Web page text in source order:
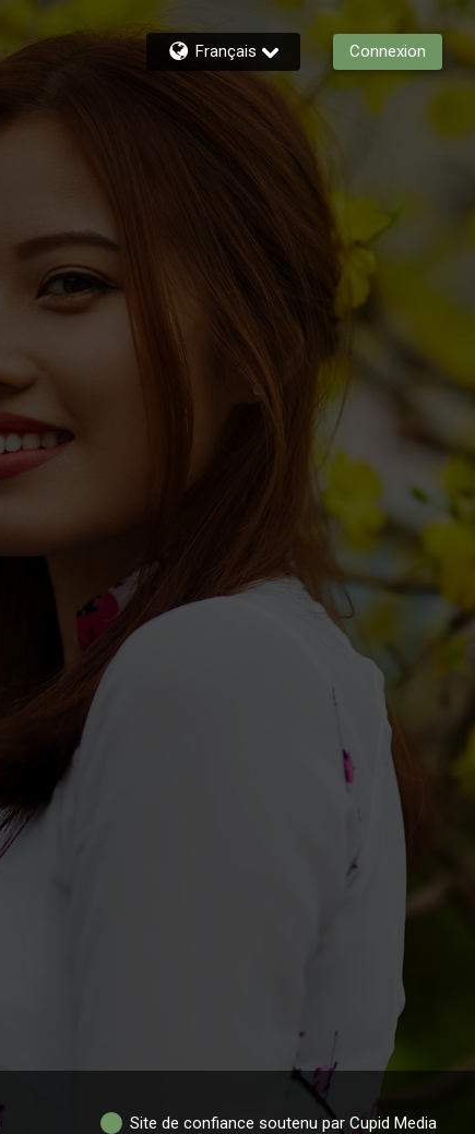
Français Connexion
Site de confiance soutenu par Cupid Media